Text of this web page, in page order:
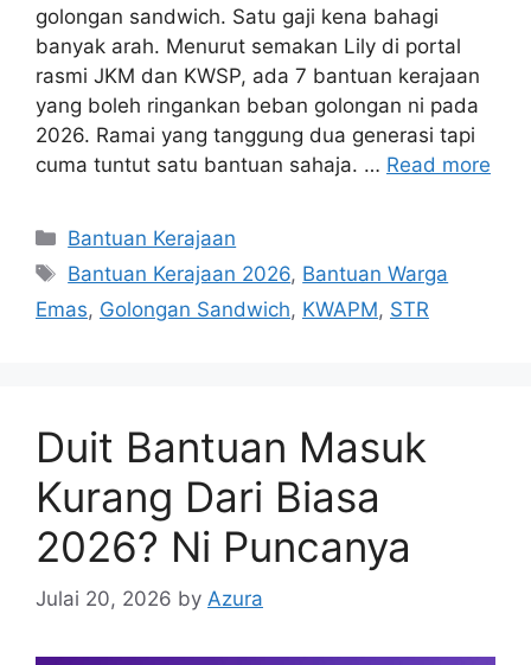
golongan sandwich. Satu gaji kena bahagi
banyak arah. Menurut semakan Lily di portal
rasmi JKM dan KWSP, ada 7 bantuan kerajaan
yang boleh ringankan beban golongan ni pada
2026. Ramai yang tanggung dua generasi tapi
cuma tuntut satu bantuan sahaja. … Read more
Categories
Bantuan Kerajaan
Tags
Bantuan Kerajaan 2026, Bantuan Warga
Emas, Golongan Sandwich, KWAPM, STR
Duit Bantuan Masuk
Kurang Dari Biasa
2026? Ni Puncanya
Julai 20, 2026 by Azura